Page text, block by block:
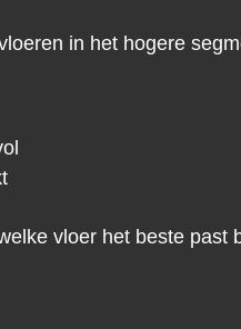
in het hogere
vloer het beste past